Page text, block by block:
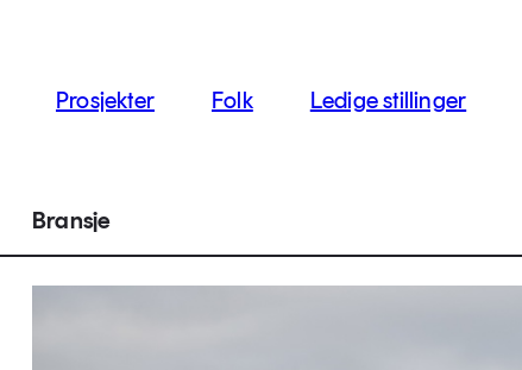
Prosjekter Folk Ledige stillinger
Bransje